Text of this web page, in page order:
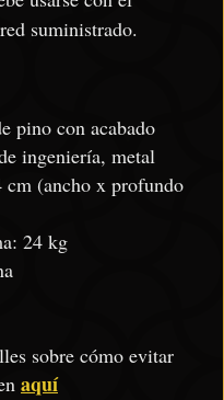
suministrado.
pino con acabado
ingeniería, metal
(ancho x profundo
24 kg
sobre cómo evitar
aquí